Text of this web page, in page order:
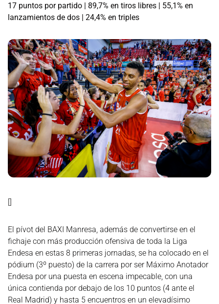
17 puntos por partido | 89,7% en tiros libres | 55,1% en
lanzamientos de dos | 24,4% en triples
[]
El pívot del BAXI Manresa, además de convertirse en el
fichaje con más producción ofensiva de toda la Liga
Endesa en estas 8 primeras jornadas, se ha colocado en el
pódium (3º puesto) de la carrera por ser Máximo Anotador
Endesa por una puesta en escena impecable, con una
única contienda por debajo de los 10 puntos (4 ante el
Real Madrid) y hasta 5 encuentros en un elevadísimo